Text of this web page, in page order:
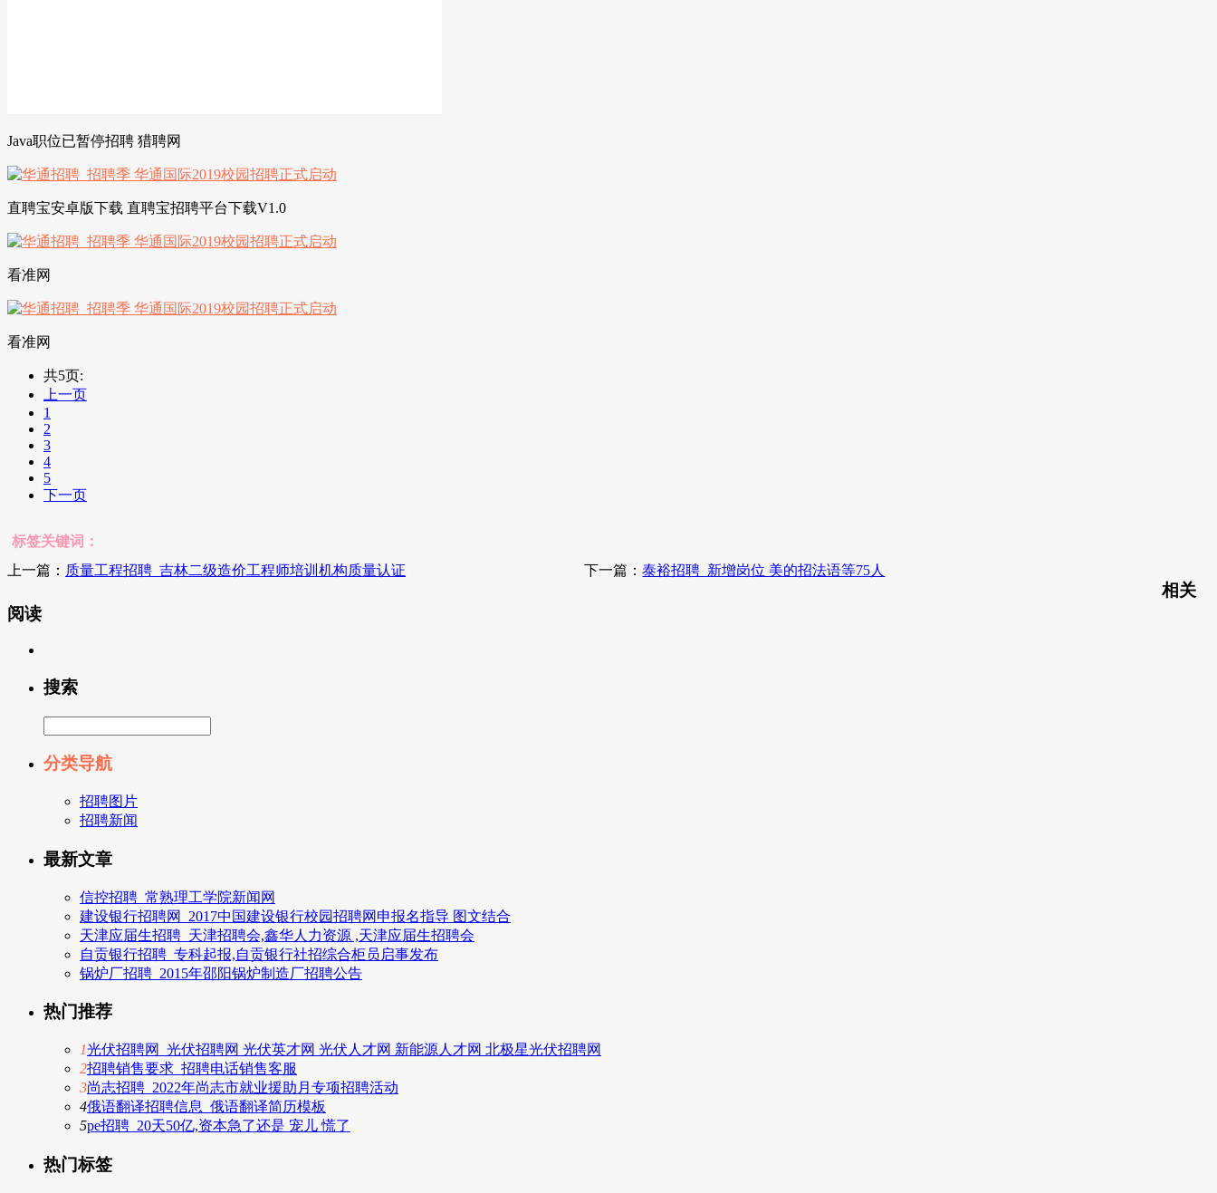
Java职位已暂停招聘 猎聘网
直聘宝安卓版下载 直聘宝招聘平台下载V1.0
看准网
看准网
共5页:
上一页
1
2
3
4
5
下一页
标签关键词：
上一篇： 质量工程招聘_吉林二级造价工程师培训机构质量认证 下一篇：泰裕招聘_新增岗位 美的招法语等75人
相关
阅读
搜索
分类导航
招聘图片
招聘新闻
最新文章
信控招聘_常熟理工学院新闻网
建设银行招聘网_2017中国建设银行校园招聘网申报名指导 图文结合
天津应届生招聘_天津招聘会,鑫华人力资源 ,天津应届生招聘会
自贡银行招聘_专科起报,自贡银行社招综合柜员启事发布
锅炉厂招聘_2015年邵阳锅炉制造厂招聘公告
热门推荐
1光伏招聘网_光伏招聘网 光伏英才网 光伏人才网 新能源人才网 北极星光伏招聘网
2招聘销售要求_招聘电话销售客服
3尚志招聘_2022年尚志市就业援助月专项招聘活动
4俄语翻译招聘信息_俄语翻译简历模板
5pe招聘_20天50亿,资本急了还是 宠儿 慌了
热门标签